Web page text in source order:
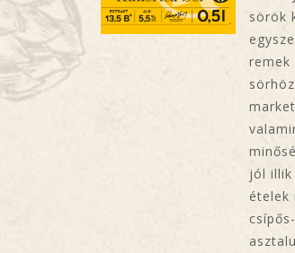
sörök
remek
jól illik
ételek